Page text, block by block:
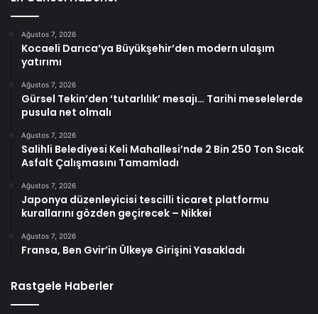
Ağustos 7, 2026
Kocaeli Darıca’ya Büyükşehir’den modern ulaşım
yatırımı
Ağustos 7, 2026
Gürsel Tekin’den ‘tutarlılık’ mesajı… Tarihi meselelerde
pusula net olmalı
Ağustos 7, 2026
Salihli Belediyesi Keli Mahallesi’nde 2 Bin 250 Ton Sıcak
Asfalt Çalışmasını Tamamladı
Ağustos 7, 2026
Japonya düzenleyicisi tescilli ticaret platformu
kurallarını gözden geçirecek – Nikkei
Ağustos 7, 2026
Fransa, Ben Gvir’in Ülkeye Girişini Yasakladı
Rastgele Haberler